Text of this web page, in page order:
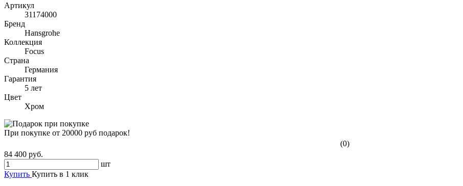
Артикул
31174000
Бренд
Hansgrohe
Коллекция
Focus
Страна
Германия
Гарантия
5 лет
Цвет
Хром
При покупке от 20000 руб подарок!
(0)
84 400 руб.
шт
Купить Купить в 1 клик